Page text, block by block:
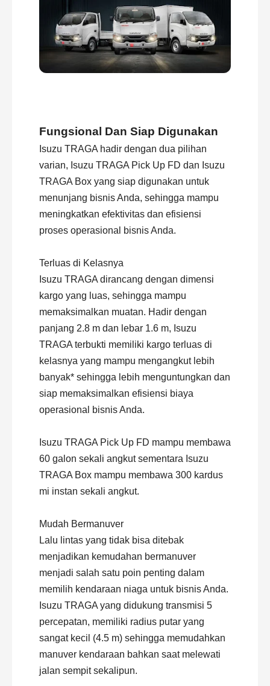
Fungsional Dan Siap Digunakan
Isuzu TRAGA hadir dengan dua pilihan
varian, Isuzu TRAGA Pick Up FD dan Isuzu
TRAGA Box yang siap digunakan untuk
menunjang bisnis Anda, sehingga mampu
meningkatkan efektivitas dan efisiensi
proses operasional bisnis Anda.
Terluas di Kelasnya
Isuzu TRAGA dirancang dengan dimensi
kargo yang luas, sehingga mampu
memaksimalkan muatan. Hadir dengan
panjang 2.8 m dan lebar 1.6 m, Isuzu
TRAGA terbukti memiliki kargo terluas di
kelasnya yang mampu mengangkut lebih
banyak* sehingga lebih menguntungkan dan
siap memaksimalkan efisiensi biaya
operasional bisnis Anda.
Isuzu TRAGA Pick Up FD mampu membawa
60 galon sekali angkut sementara Isuzu
TRAGA Box mampu membawa 300 kardus
mi instan sekali angkut.
Mudah Bermanuver
Lalu lintas yang tidak bisa ditebak
menjadikan kemudahan bermanuver
menjadi salah satu poin penting dalam
memilih kendaraan niaga untuk bisnis Anda.
Isuzu TRAGA yang didukung transmisi 5
percepatan, memiliki radius putar yang
sangat kecil (4.5 m) sehingga memudahkan
manuver kendaraan bahkan saat melewati
jalan sempit sekalipun.